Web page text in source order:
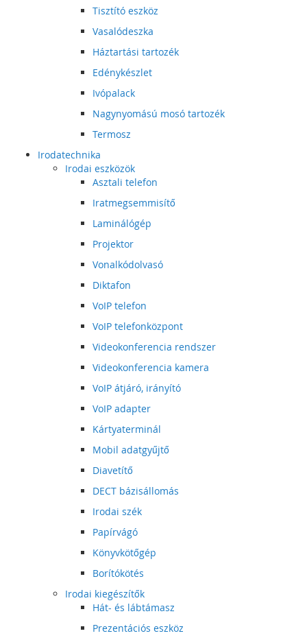
Tisztító eszköz
Vasalódeszka
Háztartási tartozék
Edénykészlet
Ivópalack
Nagynyomású mosó tartozék
Termosz
Irodatechnika
Irodai eszközök
Asztali telefon
Iratmegsemmisítő
Laminálógép
Projektor
Vonalkódolvasó
Diktafon
VoIP telefon
VoIP telefonközpont
Videokonferencia rendszer
Videokonferencia kamera
VoIP átjáró, irányító
VoIP adapter
Kártyaterminál
Mobil adatgyűjtő
Diavetítő
DECT bázisállomás
Irodai szék
Papírvágó
Könyvkötőgép
Borítókötés
Irodai kiegészítők
Hát- és lábtámasz
Prezentációs eszköz